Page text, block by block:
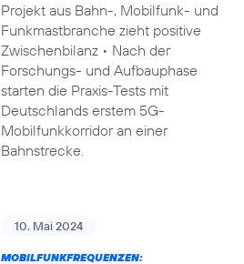
Projekt aus Bahn-, Mobilfunk- und
Funkmastbranche zieht positive
Zwischenbilanz • Nach der
Forschungs- und Aufbauphase
starten die Praxis-Tests mit
Deutschlands erstem 5G-
Mobilfunkkorridor an einer
Bahnstrecke.
10. Mai 2024
MOBILFUNKFREQUENZEN: